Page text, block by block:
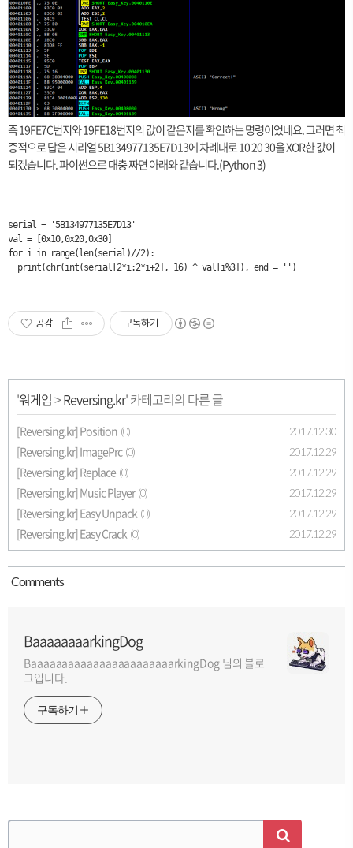
즉 19FE7C번지와 19FE18번지의 값이 같은지를 확인하는 명령이었네요. 그러면 최
종적으로 답은 시리얼 5B134977135E7D13에 차례대로 10 20 30을 XOR한 값이
되겠습니다. 파이썬으로 대충 짜면 아래와 같습니다.(Python 3)
serial = '5B134977135E7D13'
val = [0x10,0x20,0x30]
for i in range(len(serial)//2):
  print(chr(int(serial[2*i:2*i+2], 16) ^ val[i%3]), end = '')
공감 구독하기
'워게임>Reversing.kr' 카테고리의 다른 글
[Reversing.kr] Position (0) 2017.12.30
[Reversing.kr] ImagePrc (0) 2017.12.29
[Reversing.kr] Replace (0) 2017.12.29
[Reversing.kr] Music Player (0) 2017.12.29
[Reversing.kr] Easy Unpack (0) 2017.12.29
[Reversing.kr] Easy Crack (0) 2017.12.29
Comments
BaaaaaaaarkingDog
BaaaaaaaaaaaaaaaaaaaaaaarkingDog 님의 블로
그입니다.
구독하기